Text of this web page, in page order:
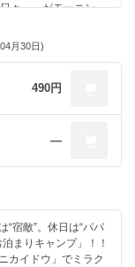
々～』がモーニン
長年連れ添っている
月30日)
490円
―
宿敵”。休日は“パパ
まりキャンプ」！！
カイドウ」でミラク